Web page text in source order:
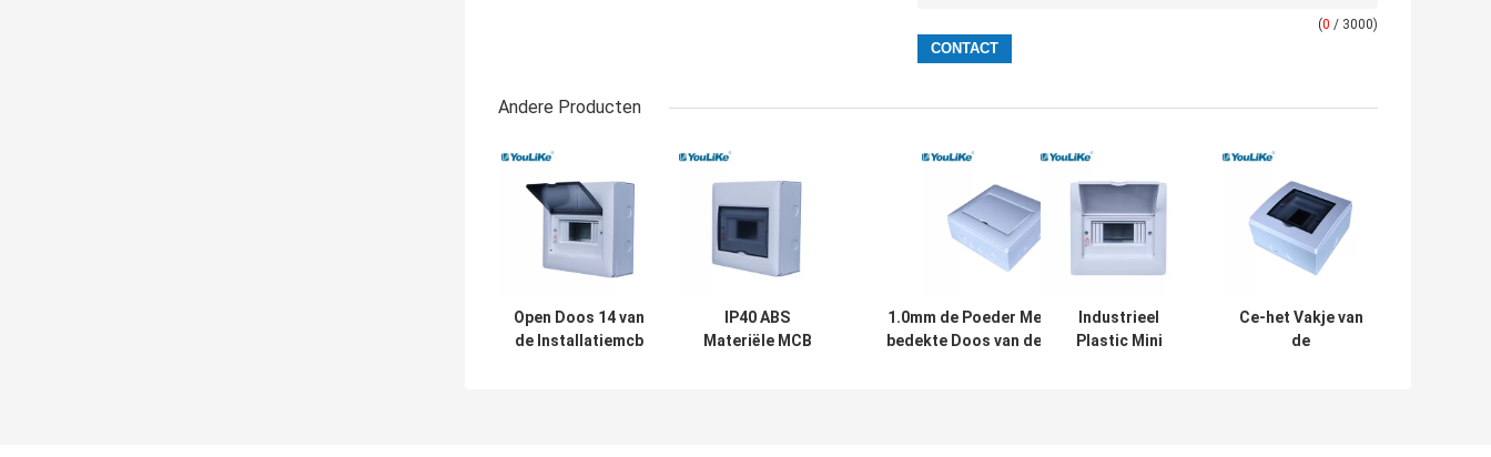
(0 / 3000)
Andere Producten
Open Doos 14 van
de Installatiemcb
IP40 ABS
Materiële MCB
1.0mm de Poeder Met een laag
bedekte Doos van de Staalmcb
Industrieel
Plastic Mini
Ce-het Vakje van
de